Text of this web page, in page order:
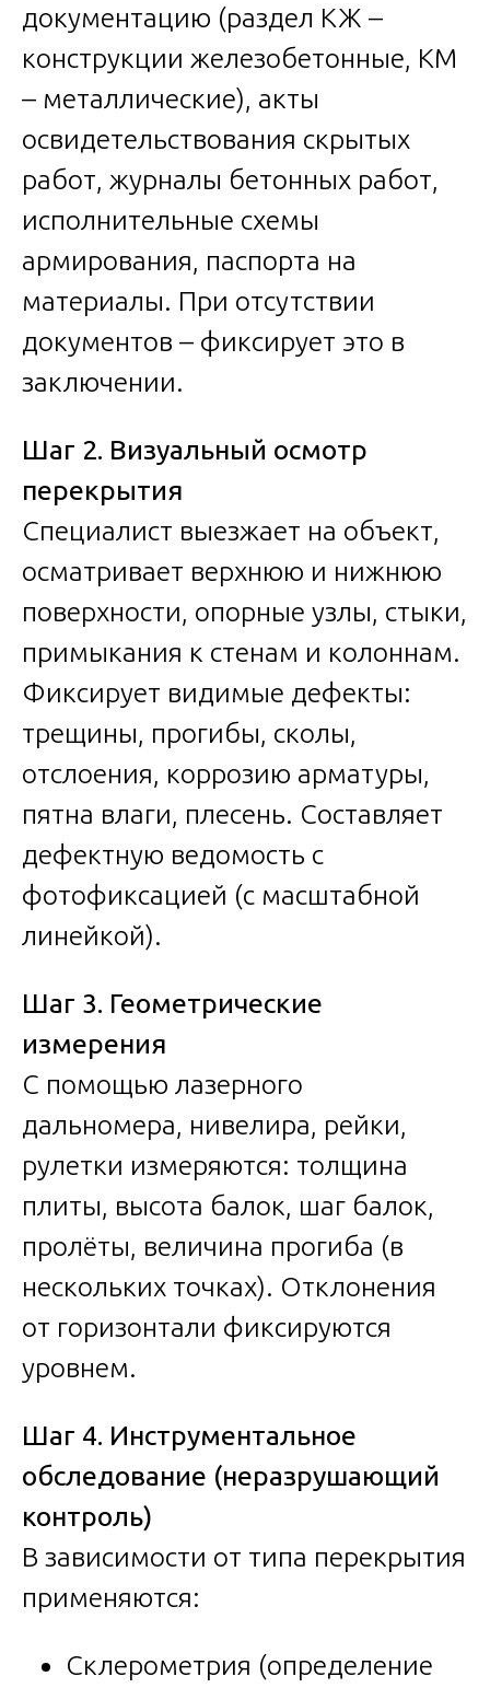
документацию (раздел КЖ –
конструкции железобетонные, КМ
– металлические), акты
освидетельствования скрытых
работ, журналы бетонных работ,
исполнительные схемы
армирования, паспорта на
материалы. При отсутствии
документов – фиксирует это в
заключении.
Шаг 2. Визуальный осмотр
перекрытия
Специалист выезжает на объект,
осматривает верхнюю и нижнюю
поверхности, опорные узлы, стыки,
примыкания к стенам и колоннам.
Фиксирует видимые дефекты:
трещины, прогибы, сколы,
отслоения, коррозию арматуры,
пятна влаги, плесень. Составляет
дефектную ведомость с
фотофиксацией (с масштабной
линейкой).
Шаг 3. Геометрические
измерения
С помощью лазерного
дальномера, нивелира, рейки,
рулетки измеряются: толщина
плиты, высота балок, шаг балок,
пролёты, величина прогиба (в
нескольких точках). Отклонения
от горизонтали фиксируются
уровнем.
Шаг 4. Инструментальное
обследование (неразрушающий
контроль)
В зависимости от типа перекрытия
применяются:
Склерометрия (определение